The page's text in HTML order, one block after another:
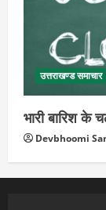
उत्तराखण्ड समाचार
भारी बारिश
Devbhoomi